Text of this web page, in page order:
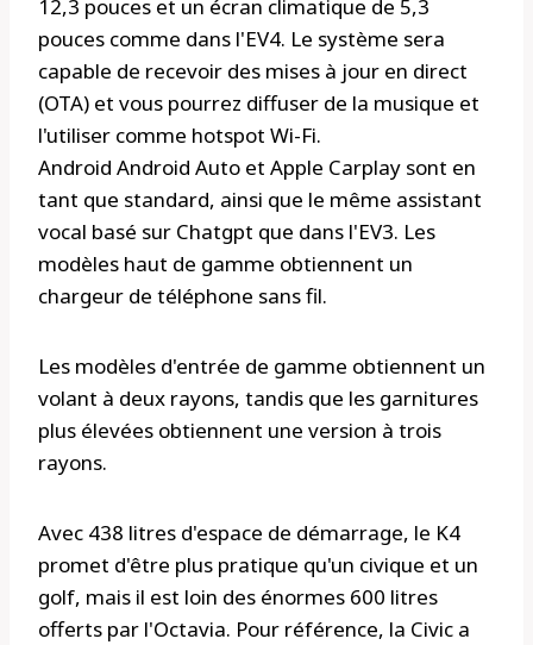
12,3 pouces et un écran climatique de 5,3
pouces comme dans l'EV4. Le système sera
capable de recevoir des mises à jour en direct
(OTA) et vous pourrez diffuser de la musique et
l'utiliser comme hotspot Wi-Fi.
Android Android Auto et Apple Carplay sont en
tant que standard, ainsi que le même assistant
vocal basé sur Chatgpt que dans l'EV3. Les
modèles haut de gamme obtiennent un
chargeur de téléphone sans fil.
Les modèles d'entrée de gamme obtiennent un
volant à deux rayons, tandis que les garnitures
plus élevées obtiennent une version à trois
rayons.
Avec 438 litres d'espace de démarrage, le K4
promet d'être plus pratique qu'un civique et un
golf, mais il est loin des énormes 600 litres
offerts par l'Octavia. Pour référence, la Civic a